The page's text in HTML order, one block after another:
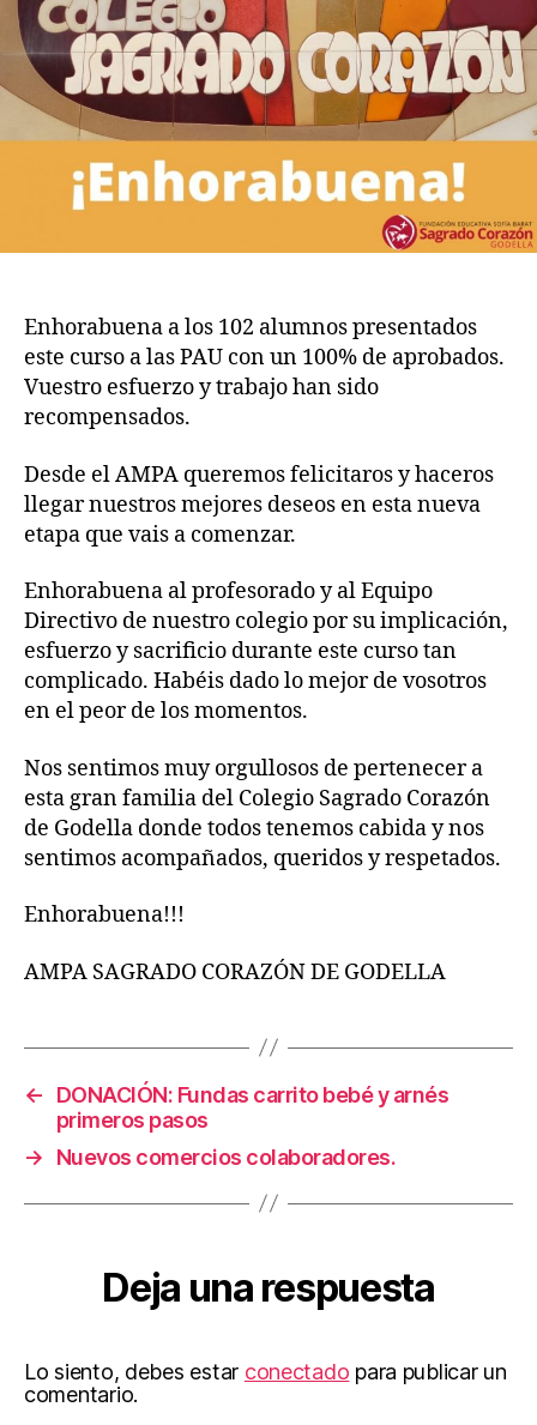
Enhorabuena a los 102 alumnos presentados
este curso a las PAU con un 100% de aprobados.
Vuestro esfuerzo y trabajo han sido
recompensados.
Desde el AMPA queremos felicitaros y haceros
llegar nuestros mejores deseos en esta nueva
etapa que vais a comenzar.
Enhorabuena al profesorado y al Equipo
Directivo de nuestro colegio por su implicación,
esfuerzo y sacrificio durante este curso tan
complicado. Habéis dado lo mejor de vosotros
en el peor de los momentos.
Nos sentimos muy orgullosos de pertenecer a
esta gran familia del Colegio Sagrado Corazón
de Godella donde todos tenemos cabida y nos
sentimos acompañados, queridos y respetados.
Enhorabuena!!!
AMPA SAGRADO CORAZÓN DE GODELLA
←
DONACIÓN: Fundas carrito bebé y arnés
primeros pasos
→
Nuevos comercios colaboradores.
Deja una respuesta
Lo siento, debes estar conectado para publicar un
comentario.